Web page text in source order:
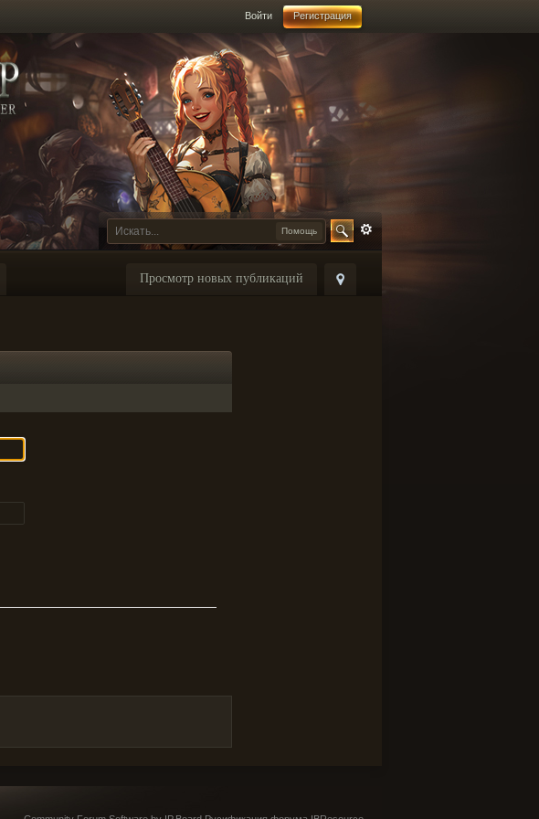
Войти Регистрация
Помощь
Просмотр новых публикаций